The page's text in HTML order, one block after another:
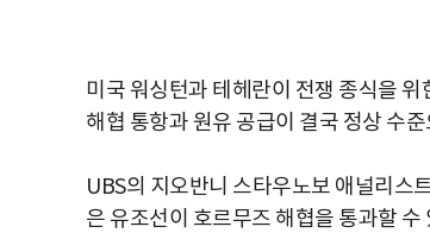
미국 워싱턴과 테헤란이 전쟁 종식을
해협 통항과 원유 공급이 결국 정상 수
UBS의 지오반니 스타우노보 애널리스
은 유조선이 호르무즈 해협을 통과할